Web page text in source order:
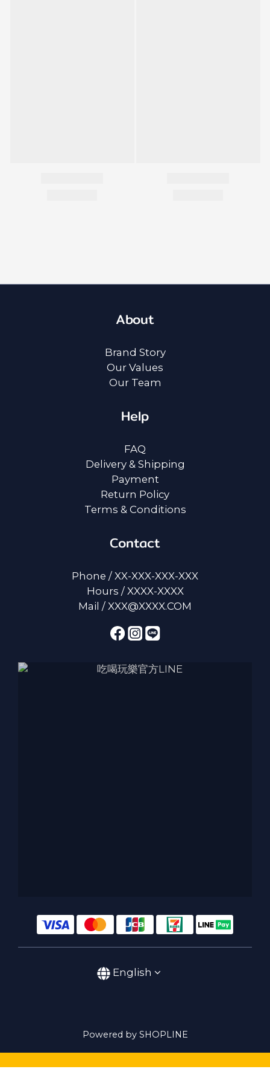
About
Brand Story
Our Values
Our Team
Help
FAQ
Delivery & Shipping
Payment
Return Policy
Terms & Conditions
Contact
Phone / XX-XXX-XXX-XXX
Hours / XXXX-XXXX
Mail / XXX@XXXX.COM
English
Powered by SHOPLINE